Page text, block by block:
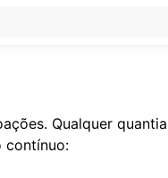
Qualquer
contínuo: